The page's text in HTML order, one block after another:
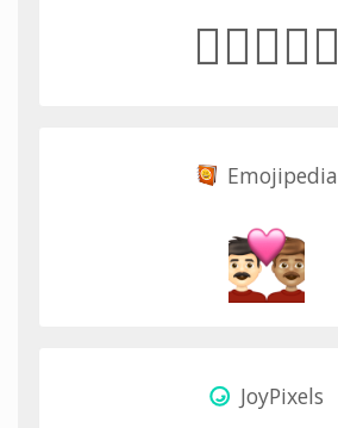
👨🏻‍❤️‍👨🏽
Emojipedia
JoyPixels